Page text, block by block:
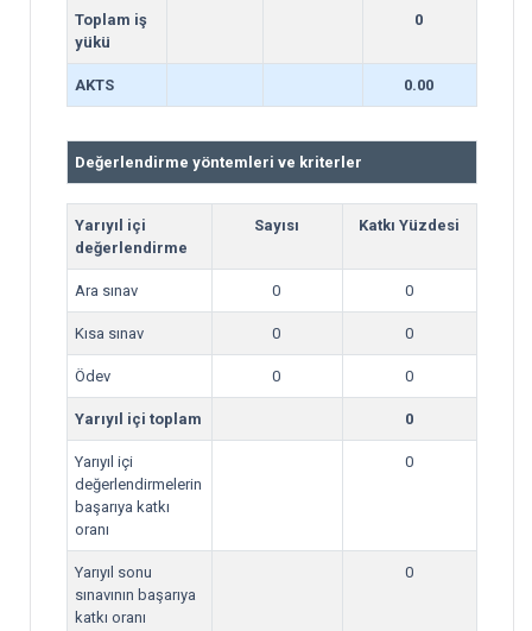
Toplam iş
yükü
0
AKTS 0.00
Değerlendirme yöntemleri ve kriterler
Yarıyıl içi
değerlendirme
Sayısı Katkı Yüzdesi
Ara sınav 0 0
Kısa sınav 0 0
Ödev 0 0
Yarıyıl içi toplam 0
Yarıyıl içi
değerlendirmelerin
başarıya katkı
oranı
0
Yarıyıl sonu
sınavının başarıya
katkı oranı
0